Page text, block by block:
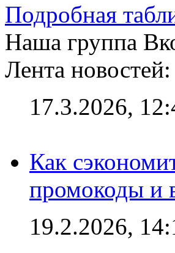
Подробная
Наша группа
Лента новостей:
17.3.2026,
Как
промокоды и
19.2.2026,